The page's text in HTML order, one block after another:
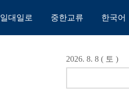
일대일로 중한교류 한국어
English
Español
2026. 8. 8 ( 토 )